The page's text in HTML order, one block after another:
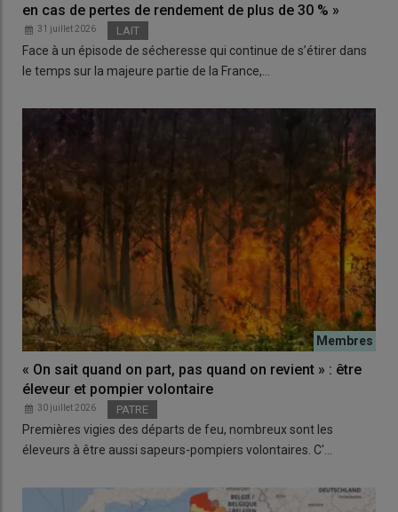
en cas de pertes de rendement de plus de 30 % »
31 juillet 2026 LAIT
Face à un épisode de sécheresse qui continue de s’étirer dans
le temps sur la majeure partie de la France,…
« On sait quand on part, pas quand on revient » : être
éleveur et pompier volontaire
30 juillet 2026 PATRE
Premières vigies des départs de feu, nombreux sont les
éleveurs à être aussi sapeurs-pompiers volontaires. C'…